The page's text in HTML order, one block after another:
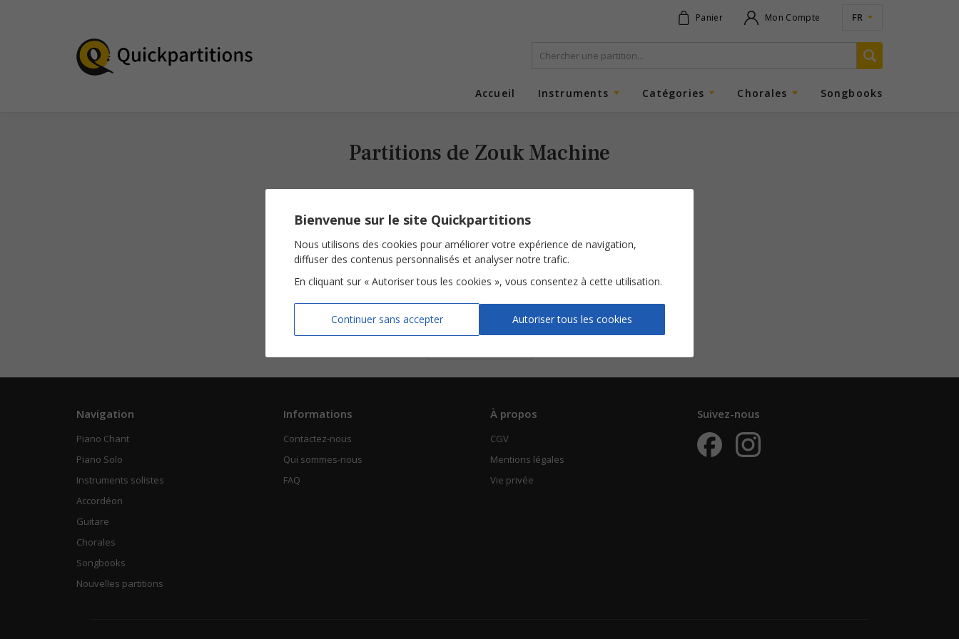
Panier Mon Compte FR
Accueil Instruments Catégories Chorales Songbooks
Partitions de Zouk Machine
Maldòn
Navigation
Piano Chant
Piano Solo
Instruments solistes
Accordéon
Guitare
Chorales
Songbooks
Nouvelles partitions
Informations
Contactez-nous
Qui sommes-nous
FAQ
À propos
CGV
Mentions légales
Vie privée
Suivez-nous
Bienvenue sur le site Quickpartitions
Nous utilisons des cookies pour améliorer votre expérience de navigation,
diffuser des contenus personnalisés et analyser notre trafic.
En cliquant sur « Autoriser tous les cookies », vous consentez à cette utilisation.
Continuer sans accepter Autoriser tous les cookies